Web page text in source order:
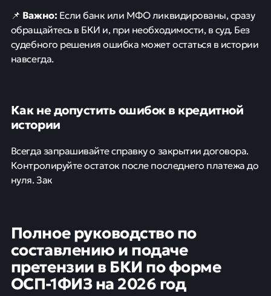
📌 Важно: Если банк или МФО ликвидированы, сразу
обращайтесь в БКИ и, при необходимости, в суд. Без
судебного решения ошибка может остаться в истории
навсегда.
Как не допустить ошибок в кредитной
истории
Всегда запрашивайте справку о закрытии договора.
Контролируйте остаток после последнего платежа до
нуля. Зак
Полное руководство по
составлению и подаче
претензии в БКИ по форме
ОСП-1ФИЗ на 2026 год